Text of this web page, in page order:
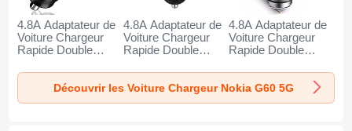
4.8A Adaptateur de
Voiture Chargeur
Rapide Double
K10 pour Nokia
G60 5G Noir
4.8A Adaptateur de
Voiture Chargeur
Rapide Double
K07 pour Nokia
G60 5G Rouge
4.8A Adaptateur de
Voiture Chargeur
Rapide Double
K08 pour Nokia
G60 5G Argent
Découvrir les Voiture Chargeur Nokia G60 5G